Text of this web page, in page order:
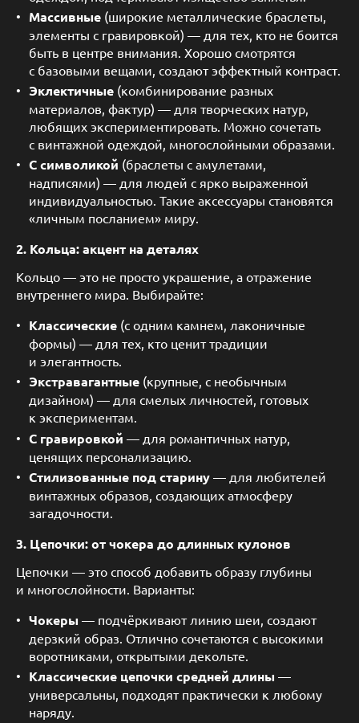
Массивные (широкие металлические браслеты,
элементы с гравировкой) — для тех, кто не боится
быть в центре внимания. Хорошо смотрятся
с базовыми вещами, создают эффектный контраст.
Эклектичные (комбинирование разных
материалов, фактур) — для творческих натур,
любящих экспериментировать. Можно сочетать
с винтажной одеждой, многослойными образами.
С символикой (браслеты с амулетами,
надписями) — для людей с ярко выраженной
индивидуальностью. Такие аксессуары становятся
«личным посланием» миру.
2. Кольца: акцент на деталях
Кольцо — это не просто украшение, а отражение
внутреннего мира. Выбирайте:
Классические (с одним камнем, лаконичные
формы) — для тех, кто ценит традиции
и элегантность.
Экстравагантные (крупные, с необычным
дизайном) — для смелых личностей, готовых
к экспериментам.
С гравировкой — для романтичных натур,
ценящих персонализацию.
Стилизованные под старину — для любителей
винтажных образов, создающих атмосферу
загадочности.
3. Цепочки: от чокера до длинных кулонов
Цепочки — это способ добавить образу глубины
и многослойности. Варианты:
Чокеры — подчёркивают линию шеи, создают
дерзкий образ. Отлично сочетаются с высокими
воротниками, открытыми декольте.
Классические цепочки средней длины —
универсальны, подходят практически к любому
наряду.